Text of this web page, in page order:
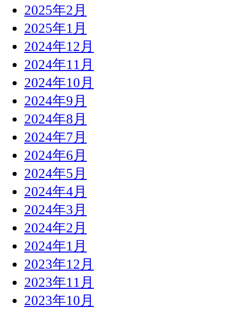
2025年2月
2025年1月
2024年12月
2024年11月
2024年10月
2024年9月
2024年8月
2024年7月
2024年6月
2024年5月
2024年4月
2024年3月
2024年2月
2024年1月
2023年12月
2023年11月
2023年10月